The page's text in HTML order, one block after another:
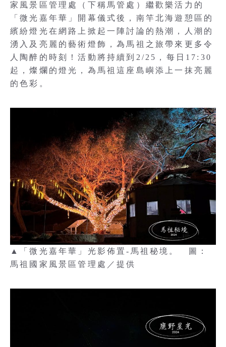
家風景區管理處（下稱馬管處）繼歡樂活力的
「微光嘉年華」開幕儀式後，南竿北海遊憩區的
繽紛燈光在網路上掀起一陣討論的熱潮，人潮的
湧入及亮麗的藝術燈飾，為馬祖之旅帶來更多令
人陶醉的時刻！活動將持續到2/25，每日17:30
起，燦爛的燈光，為馬祖這座島嶼添上一抹亮麗
的色彩。
▲「微光嘉年華」光影佈置-馬祖秘境。 圖：
馬祖國家風景區管理處／提供